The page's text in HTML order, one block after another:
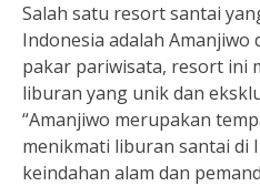
Salah satu resort santai
Indonesia adalah Amanjiwo
pakar pariwisata, resort ini
liburan yang unik dan
“Amanjiwo merupakan
menikmati liburan santai di
keindahan alam dan